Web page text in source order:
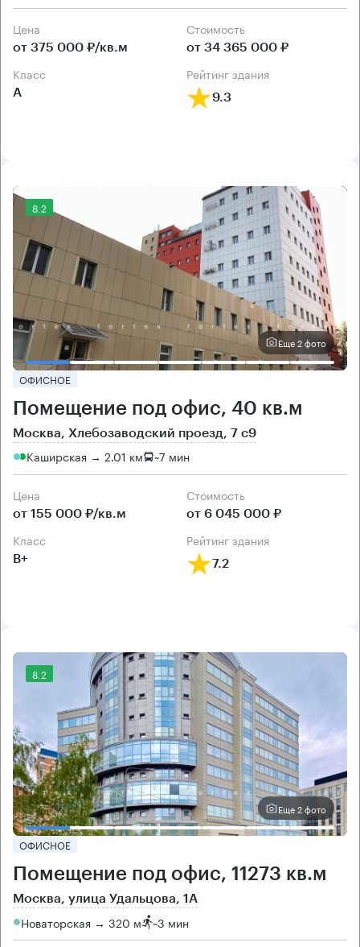
Цена
от 375 000 ₽/кв.м
Cтоимость
от 34 365 000 ₽
класс
А
рейтинг здания
9.3
8.2
Еще 2 фото
ОФИСНОЕ
Помещение под офис, 40 кв.м
Москва, Хлебозаводский проезд, 7 с9
Каширская → 2.01 км ~7 мин
Цена
от 155 000 ₽/кв.м
Cтоимость
от 6 045 000 ₽
класс
B+
рейтинг здания
7.2
8.2
Еще 2 фото
ОФИСНОЕ
Помещение под офис, 11273 кв.м
Москва, улица Удальцова, 1А
Новаторская → 320 м ~3 мин